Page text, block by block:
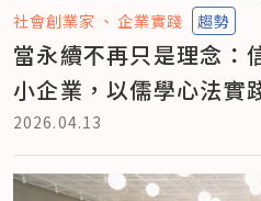
社會創業家 企業實踐 趨勢
當永續不再只是理念：
小企業，以儒學心法實
2026.04.13